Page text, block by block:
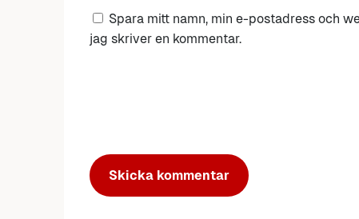
Spara mitt namn, min e-postadress och
jag skriver en kommentar.